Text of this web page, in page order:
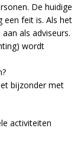
De huidige
een feit is. Als het
als adviseurs.
wordt
bijzonder met
activiteiten